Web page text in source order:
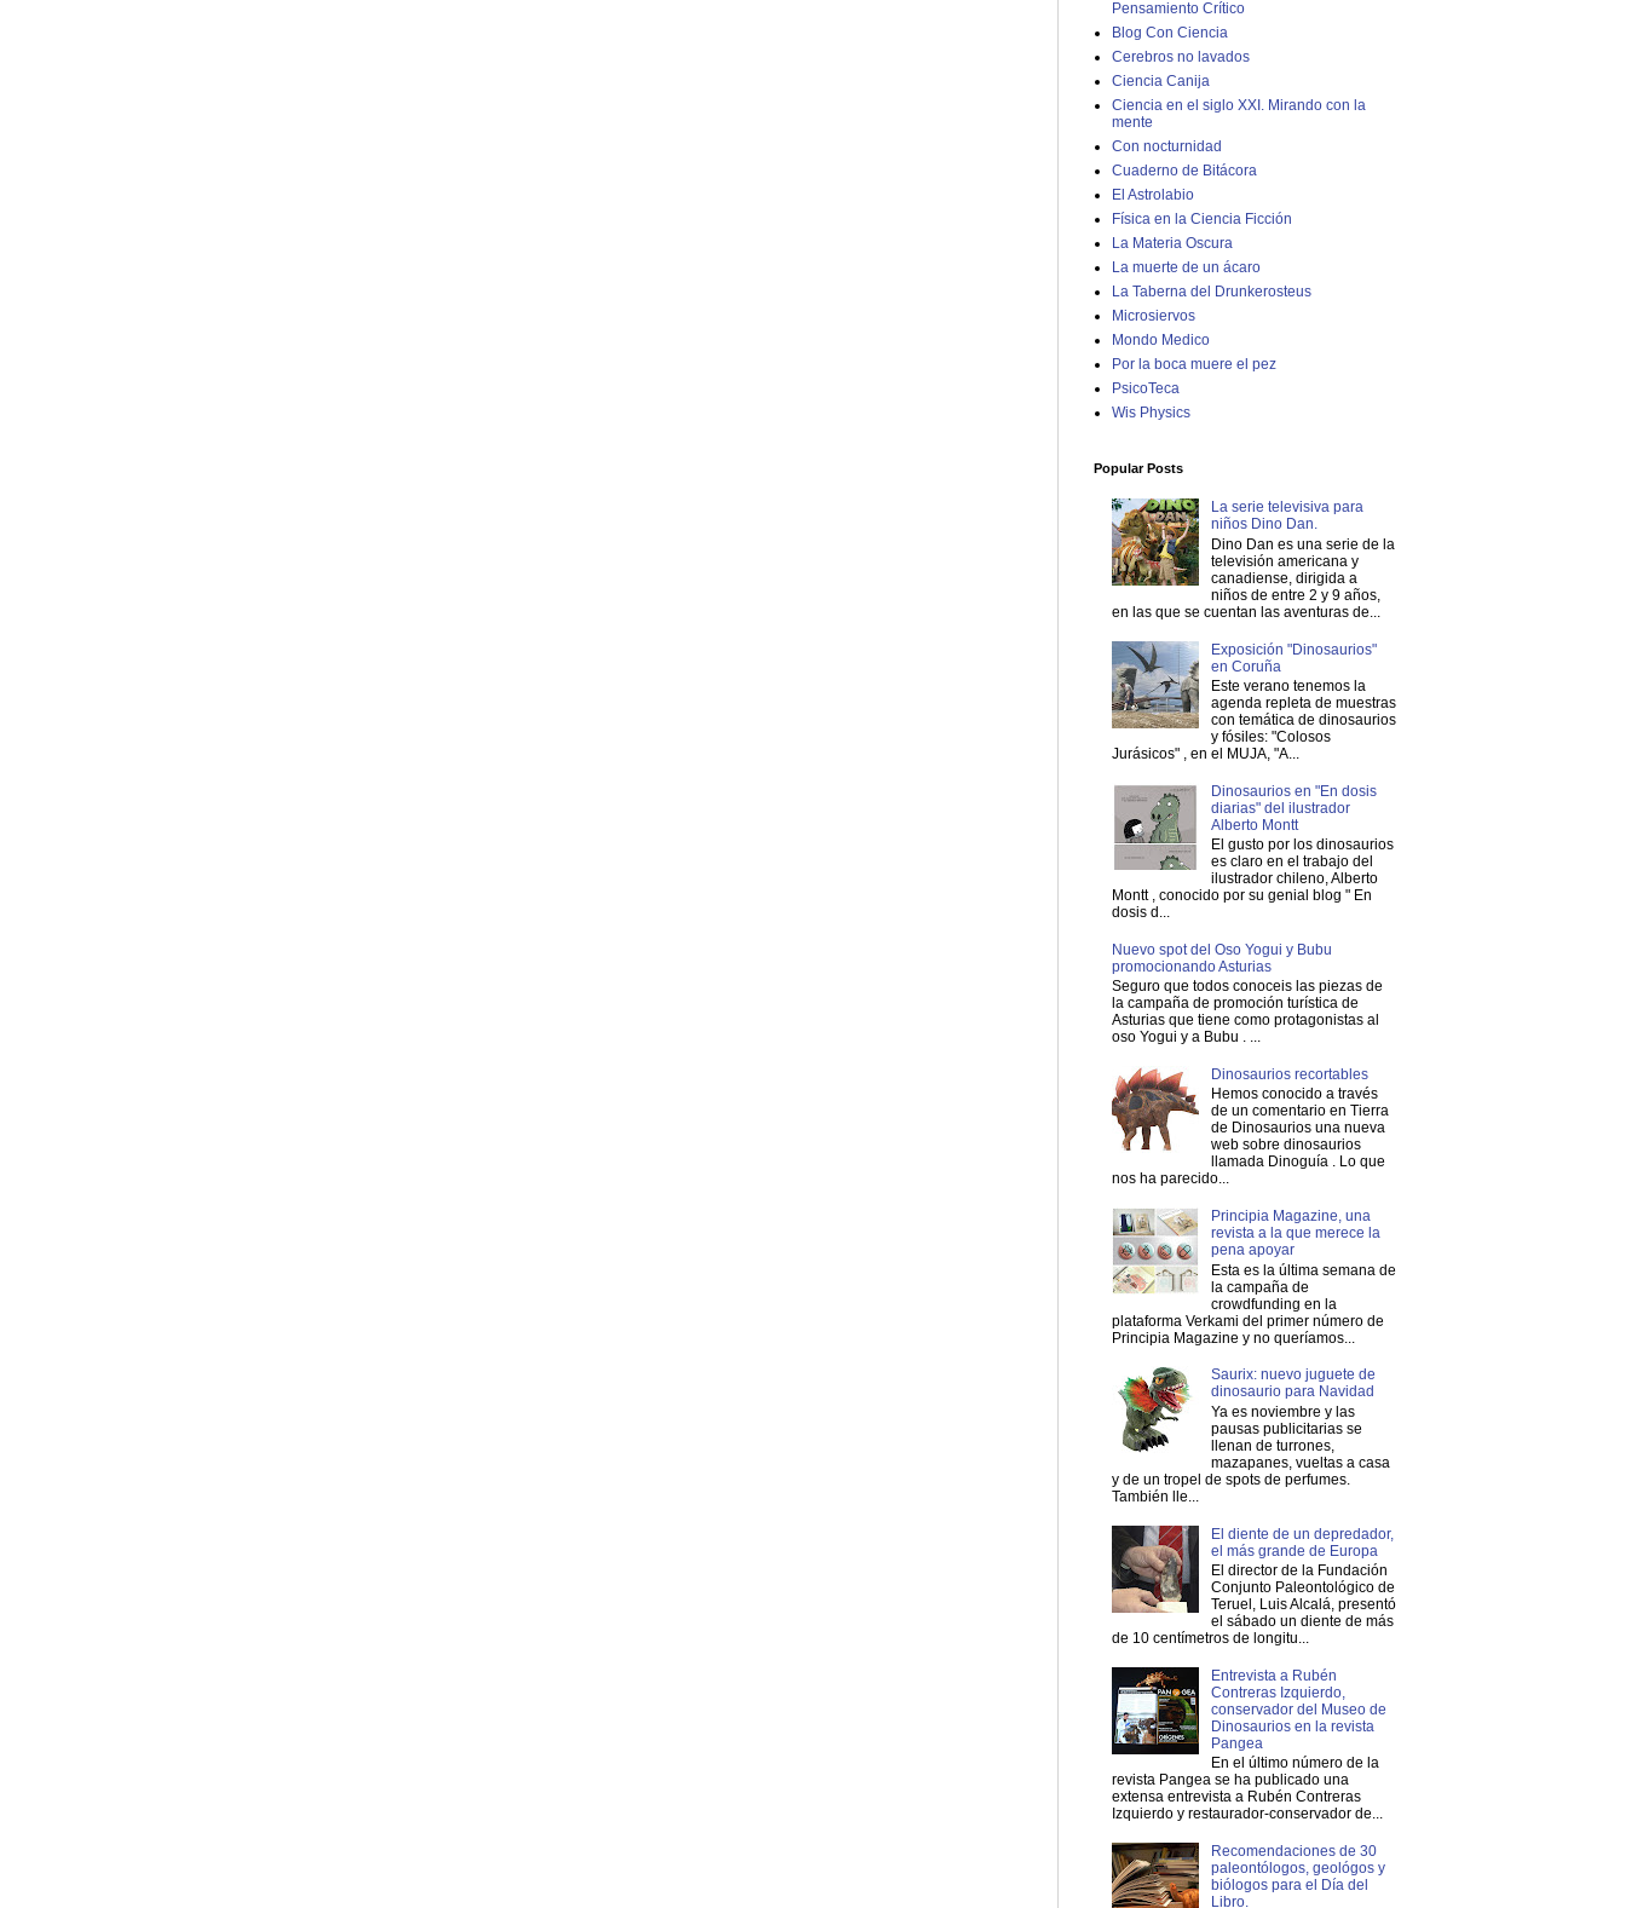
Pensamiento Crítico
Blog Con Ciencia
Cerebros no lavados
Ciencia Canija
Ciencia en el siglo XXI. Mirando con la
mente
Con nocturnidad
Cuaderno de Bitácora
El Astrolabio
Física en la Ciencia Ficción
La Materia Oscura
La muerte de un ácaro
La Taberna del Drunkerosteus
Microsiervos
Mondo Medico
Por la boca muere el pez
PsicoTeca
Wis Physics
Popular Posts
La serie televisiva para
niños Dino Dan.
Dino Dan es una serie de la
televisión americana y
canadiense, dirigida a
niños de entre 2 y 9 años,
en las que se cuentan las aventuras de...
Exposición "Dinosaurios"
en Coruña
Este verano tenemos la
agenda repleta de muestras
con temática de dinosaurios
y fósiles: "Colosos
Jurásicos" , en el MUJA, "A...
Dinosaurios en "En dosis
diarias" del ilustrador
Alberto Montt
El gusto por los dinosaurios
es claro en el trabajo del
ilustrador chileno, Alberto
Montt , conocido por su genial blog " En
dosis d...
Nuevo spot del Oso Yogui y Bubu
promocionando Asturias
Seguro que todos conoceis las piezas de
la campaña de promoción turística de
Asturias que tiene como protagonistas al
oso Yogui y a Bubu . ...
Dinosaurios recortables
Hemos conocido a través
de un comentario en Tierra
de Dinosaurios una nueva
web sobre dinosaurios
llamada Dinoguía . Lo que
nos ha parecido...
Principia Magazine, una
revista a la que merece la
pena apoyar
Esta es la última semana de
la campaña de
crowdfunding en la
plataforma Verkami del primer número de
Principia Magazine y no queríamos...
Saurix: nuevo juguete de
dinosaurio para Navidad
Ya es noviembre y las
pausas publicitarias se
llenan de turrones,
mazapanes, vueltas a casa
y de un tropel de spots de perfumes.
También lle...
El diente de un depredador,
el más grande de Europa
El director de la Fundación
Conjunto Paleontológico de
Teruel, Luis Alcalá, presentó
el sábado un diente de más
de 10 centímetros de longitu...
Entrevista a Rubén
Contreras Izquierdo,
conservador del Museo de
Dinosaurios en la revista
Pangea
En el último número de la
revista Pangea se ha publicado una
extensa entrevista a Rubén Contreras
Izquierdo y restaurador-conservador de...
Recomendaciones de 30
paleontólogos, geológos y
biólogos para el Día del
Libro.